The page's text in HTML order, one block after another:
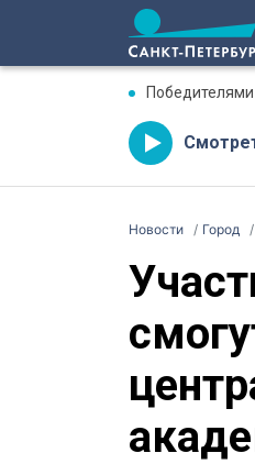
Новости Город